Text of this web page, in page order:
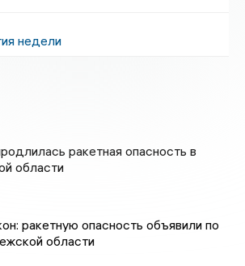
недели
ракетная опасность в
области
ракетную опасность объявили по
области